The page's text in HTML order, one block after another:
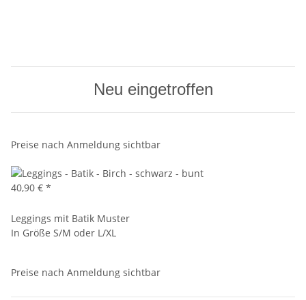
Neu eingetroffen
Preise nach Anmeldung sichtbar
40,90 € *
Leggings mit Batik Muster
In Größe S/M oder L/XL
Preise nach Anmeldung sichtbar